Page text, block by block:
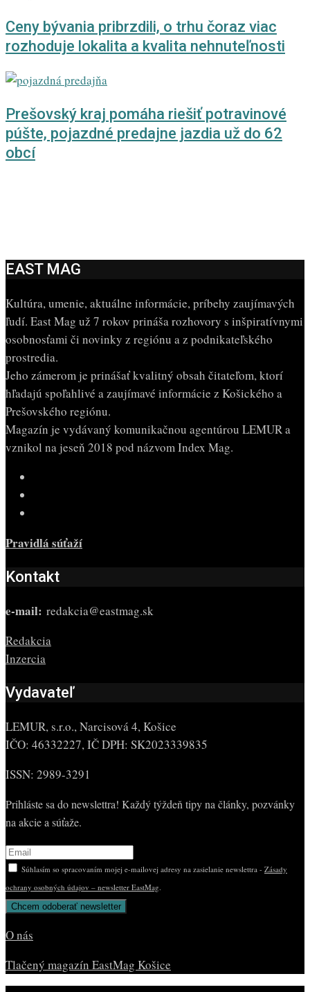
Ceny bývania pribrzdili, o trhu čoraz viac
rozhoduje lokalita a kvalita nehnuteľnosti
Prešovský kraj pomáha riešiť potravinové
púšte, pojazdné predajne jazdia už do 62
obcí
EAST MAG
Kultúra, umenie, aktuálne informácie, príbehy zaujímavých
ľudí. East Mag už 7 rokov prináša rozhovory s inšpiratívnymi
osobnosťami či novinky z regiónu a z podnikateľského
prostredia.
Jeho zámerom je prinášať kvalitný obsah čitateľom, ktorí
hľadajú spoľahlivé a zaujímavé informácie z Košického a
Prešovského regiónu.
Magazín je vydávaný komunikačnou agentúrou LEMUR a
vznikol na jeseň 2018 pod názvom Index Mag.
Pravidlá súťaží
Kontakt
e-mail: redakcia@eastmag.sk
Redakcia
Inzercia
Vydavateľ
LEMUR, s.r.o., Narcisová 4, Košice
IČO: 46332227, IČ DPH: SK2023339835
ISSN: 2989-3291
Prihláste sa do newslettra! Každý týždeň tipy na články, pozvánky
na akcie a súťaže.
Súhlasím so spracovaním mojej e-mailovej adresy na zasielanie newslettra - Zásady
ochrany osobných údajov – newsletter EastMag.
O nás
Tlačený magazín EastMag Košice